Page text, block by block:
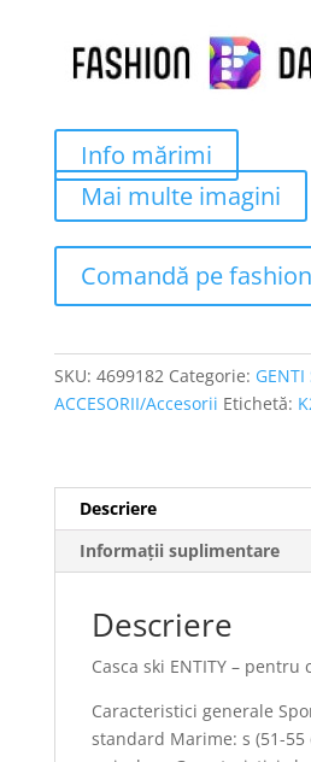
296 lei.
Info mărimi
Mai multe imagini
Comandă pe
SKU: 4699182 Categorie: GENTI
ACCESORII/Accesorii Etichetă:
Descriere
Informații suplimentare
Descriere
Casca ski ENTITY – pentru
Caracteristici generale
standard Marime: s (51-